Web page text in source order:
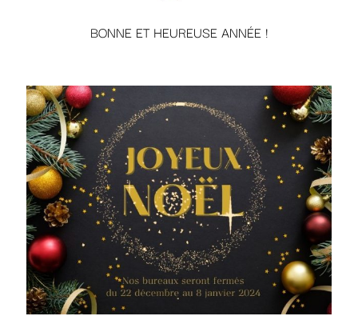
BONNE ET HEUREUSE ANNÉE !